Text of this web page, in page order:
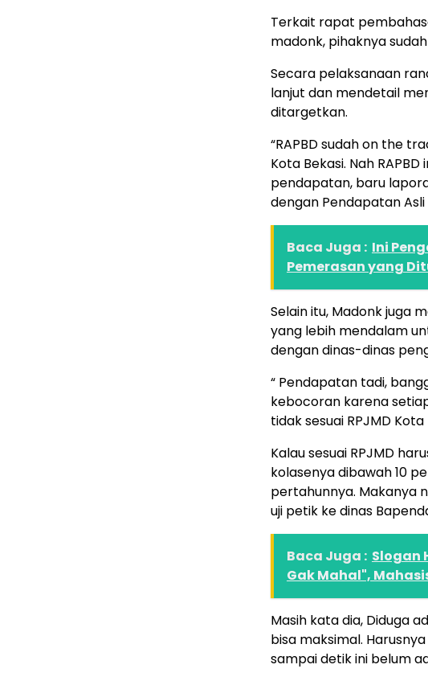
Terkait rapat
madonk, pihaknya
Secara pelaksanaan
lanjut dan mendetail
ditargetkan.
“RAPBD sudah on the
Kota Bekasi. Nah
pendapatan, baru
dengan Pendapatan Asli
Baca Juga : Ini
Pemerasan yang
Selain itu, Madonk juga
yang lebih mendalam
dengan dinas-dinas
“ Pendapatan tadi,
kebocoran karena
tidak sesuai RPJMD Kota
Kalau sesuai RPJMD
kolasenya dibawah 10
pertahunnya. Makanya
uji petik ke dinas
Baca Juga : Slogan
Gak Mahal",
Masih kata dia, Diduga
bisa maksimal.
sampai detik ini belum